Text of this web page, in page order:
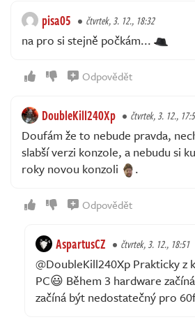
pisa05 čtvrtek, 3. 12., 18:32
na pro si stejně počkám...
Odpovědět
DoubleKill240Xp čtvrtek, 3. 12.,
Doufám že to nebude pravda,
slabší verzi konzole, a nebudu si
roky novou konzoli
.
Odpovědět
AspartusCZ čtvrtek, 3. 12., 18:51
@DoubleKill240Xp Prakticky z
PC😃 Během 3 hardware
začíná být nedostatečný pro